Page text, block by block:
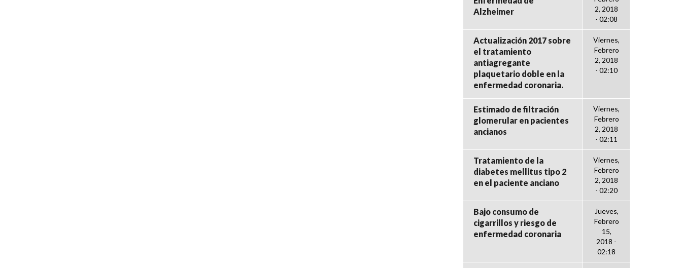
Alzheimer
2, 2018
- 02:08
Actualización 2017 sobre
el tratamiento
antiagregante
plaquetario doble en la
enfermedad coronaria.
Viernes,
Febrero
2, 2018
- 02:10
Estimado de filtración
glomerular en pacientes
ancianos
Viernes,
Febrero
2, 2018
- 02:11
Tratamiento de la
diabetes mellitus tipo 2
en el paciente anciano
Viernes,
Febrero
2, 2018
- 02:20
Bajo consumo de
cigarrillos y riesgo de
enfermedad coronaria
Jueves,
Febrero
15,
2018 -
02:18